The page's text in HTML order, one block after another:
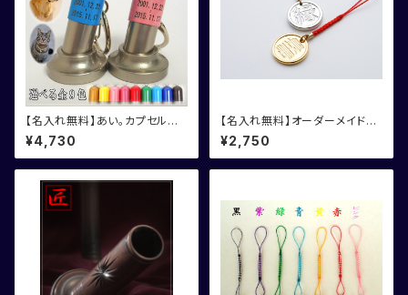
【名入れ無料】あい。カプセル
遺骨カプセル 台付 2個セット
¥4,730
【名入れ無料】オーダーメイド漢
字ストラップ
¥2,750